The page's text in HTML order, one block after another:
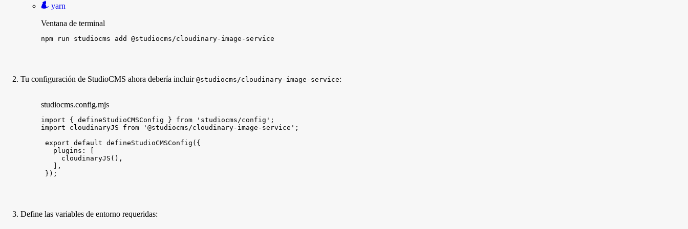
yarn
Ventana de terminal
npm run studiocms add @studiocms/cloudinary-image-service
Tu configuración de StudioCMS ahora debería incluir @studiocms/cloudinary-image-service:
studiocms.config.mjs
import { defineStudioCMSConfig } from 'studiocms/config' ;
import
cloudinaryJS from '@studiocms/cloudinary-image-service' ;
export default defineStudioCMSConfig ( {
plugins :
cloudinaryJS ( ) ,
,
} ) ;
Define las variables de entorno requeridas: